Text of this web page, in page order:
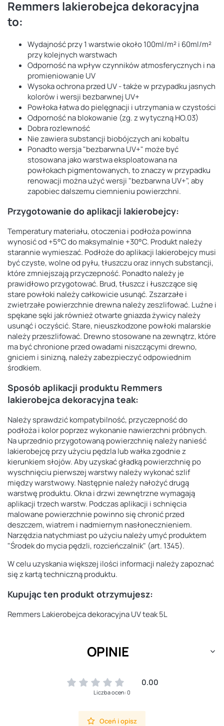
Remmers lakierobejca dekoracyjna
to:
Wydajność przy 1 warstwie około 100ml/m² i 60ml/m²
przy kolejnych warstwach
Odporność na wpływ czynników atmosferycznych i na
promieniowanie UV
Wysoka ochrona przed UV - także w przypadku jasnych
kolorów i wersji bezbarwnej UV+
Powłoka łatwa do pielęgnacji i utrzymania w czystości
Odporność na blokowanie (zg. z wytyczną HO.03)
Dobra rozlewność
Nie zawiera substancji biobójczych ani kobaltu
Ponadto wersja "bezbarwna UV+" może być
stosowana jako warstwa eksploatowana na
powłokach pigmentowanych, to znaczy w przypadku
renowacji można użyć wersji "bezbarwna UV+", aby
zapobiec dalszemu ciemnieniu powierzchni.
Przygotowanie do aplikacji lakierobejcy:
Temperatury materiału, otoczenia i podłoża powinna
wynosić od +5°C do maksymalnie +30°C. Produkt należy
starannie wymieszać. Podłoże do aplikacji lakierobejcy musi
być czyste, wolne od pyłu, tłuszczu oraz innych substancji,
które zmniejszają przyczepność. Ponadto należy je
prawidłowo przygotować. Brud, tłuszcz i łuszczące się
stare powłoki należy całkowicie usunąć. Zszarzałe i
zwietrzałe powierzchnie drewna należy zeszlifować. Luźne i
spękane sęki jak również otwarte gniazda żywicy należy
usunąć i oczyścić. Stare, nieuszkodzone powłoki malarskie
należy przeszlifować. Drewno stosowane na zewnątrz, które
ma być chronione przed owadami niszczącymi drewno,
gniciem i sinizną, należy zabezpieczyć odpowiednim
środkiem.
Sposób aplikacji produktu Remmers
lakierobejca dekoracyjna teak:
Należy sprawdzić kompatybilność, przyczepność do
podłoża i kolor poprzez wykonanie nawierzchni próbnych.
Na uprzednio przygotowaną powierzchnię należy nanieść
lakierobejcę przy użyciu pędzla lub wałka zgodnie z
kierunkiem słojów. Aby uzyskać gładką powierzchnię po
wyschnięciu pierwszej warstwy należy wykonać szlif
między warstwowy. Następnie należy nałożyć drugą
warstwę produktu. Okna i drzwi zewnętrzne wymagają
aplikacji trzech warstw. Podczas aplikacji i schnięcia
malowane powierzchnie powinno się chronić przed
deszczem, wiatrem i nadmiernym nasłonecznieniem.
Narzędzia natychmiast po użyciu należy umyć produktem
"Środek do mycia pędzli, rozcieńczalnik" (art. 1345).
W celu uzyskania większej ilości informacji należy zapoznać
się z kartą techniczną produktu.
Kupując ten produkt otrzymujesz:
Remmers Lakierobejca dekoracyjna UV teak 5L
OPINIE
0.00
Liczba ocen: 0
Oceń i opisz